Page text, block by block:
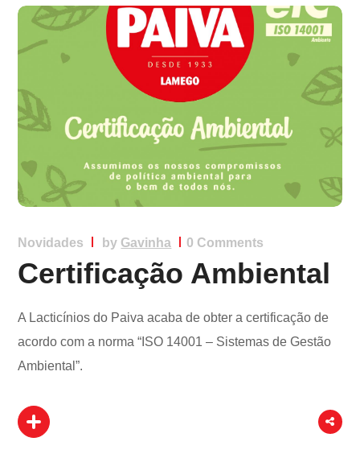
Novidades by Gavinha 0 Comments
Certificação Ambiental
A Lacticínios do Paiva acaba de obter a certificação de
acordo com a norma “ISO 14001 – Sistemas de Gestão
Ambiental”.